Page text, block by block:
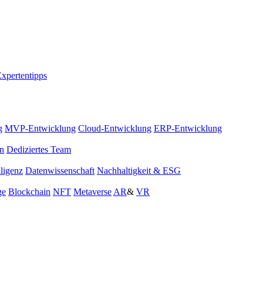
MVP-Entwicklung Cloud-Entwicklung ERP-Entwicklung
Dediziertes Team
Datenwissenschaft Nachhaltigkeit & ESG
Blockchain NFT Metaverse AR& VR